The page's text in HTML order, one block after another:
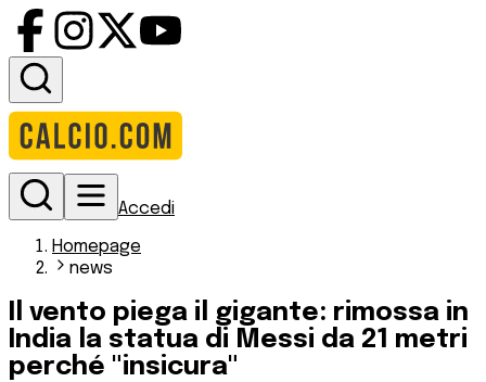
Accedi
Homepage
news
Il vento piega il gigante: rimossa in
India la statua di Messi da 21 metri
perché "insicura"